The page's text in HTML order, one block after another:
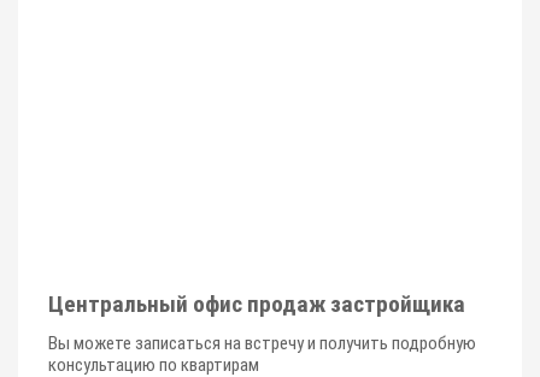
Центральный офис продаж застройщика
Вы можете записаться на встречу и получить подробную
консультацию по квартирам